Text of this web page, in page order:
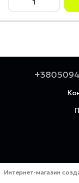
Интернет-магазин